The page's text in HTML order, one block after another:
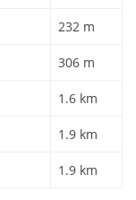
232 m
306 m
1.6 km
1.9 km
1.9 km